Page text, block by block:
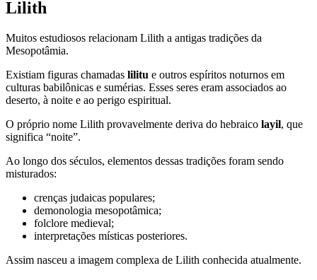
Lilith
Muitos estudiosos relacionam Lilith a antigas tradições da
Mesopotâmia.
Existiam figuras chamadas lilitu e outros espíritos noturnos em
culturas babilônicas e sumérias. Esses seres eram associados ao
deserto, à noite e ao perigo espiritual.
O próprio nome Lilith provavelmente deriva do hebraico layil, que
significa “noite”.
Ao longo dos séculos, elementos dessas tradições foram sendo
misturados:
crenças judaicas populares;
demonologia mesopotâmica;
folclore medieval;
interpretações místicas posteriores.
Assim nasceu a imagem complexa de Lilith conhecida atualmente.